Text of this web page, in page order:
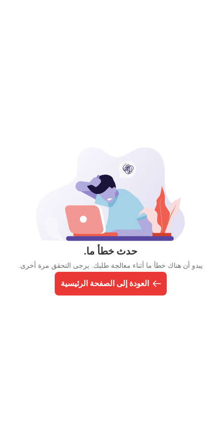
حدث خطأ ما.
يبدو أن هناك خطأ ما أثناء معالجة طلبك. يرجى التحقق مرة أخرى.
العودة إلى الصفحة الرئيسية